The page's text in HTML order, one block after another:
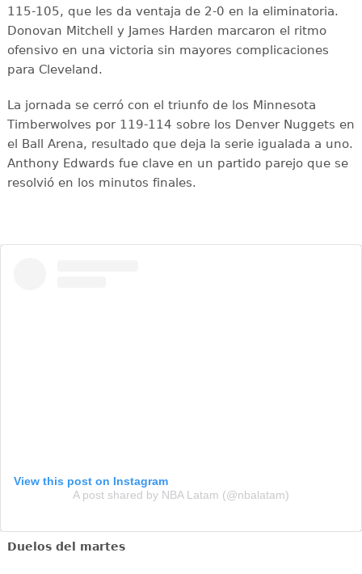
115-105, que les da ventaja de 2-0 en la eliminatoria.
Donovan Mitchell y James Harden marcaron el ritmo
ofensivo en una victoria sin mayores complicaciones
para Cleveland.
La jornada se cerró con el triunfo de los Minnesota
Timberwolves por 119-114 sobre los Denver Nuggets en
el Ball Arena, resultado que deja la serie igualada a uno.
Anthony Edwards fue clave en un partido parejo que se
resolvió en los minutos finales.
View this post on Instagram
A post shared by NBA Latam (@nbalatam)
Duelos del martes